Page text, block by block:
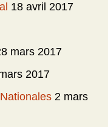
18 avril 2017
mars 2017
2017
2 mars